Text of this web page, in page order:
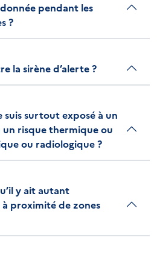
pendant les
?
la sirène d’alerte ?
suis surtout exposé à un
un risque thermique ou
ou radiologique ?
y ait autant
à proximité de zones